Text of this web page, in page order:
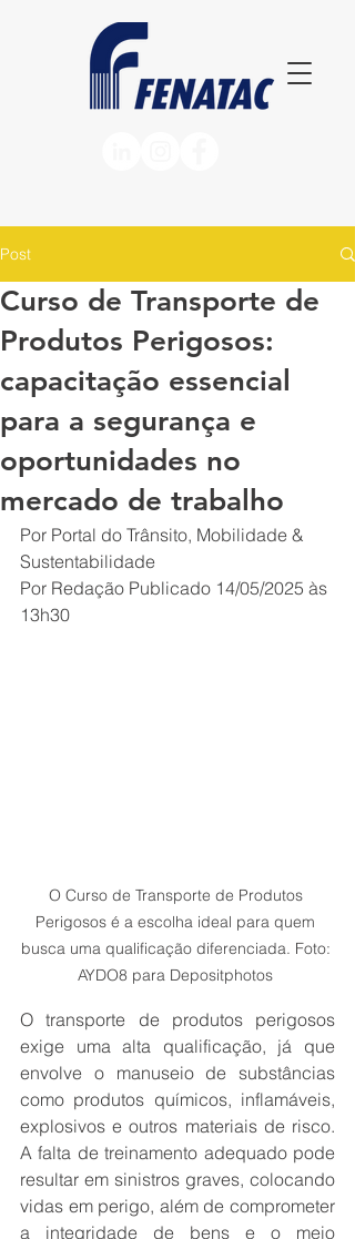
Post
Curso de Transporte de
Produtos Perigosos:
capacitação essencial
para a segurança e
oportunidades no
mercado de trabalho
Por Portal do Trânsito, Mobilidade &
Sustentabilidade
Por Redação Publicado 14/05/2025 às
13h30
O Curso de Transporte de Produtos
Perigosos é a escolha ideal para quem
busca uma qualificação diferenciada. Foto:
AYDO8 para Depositphotos
O transporte de produtos perigosos
exige uma alta qualificação, já que
envolve o manuseio de substâncias
como produtos químicos, inflamáveis,
explosivos e outros materiais de risco.
A falta de treinamento adequado pode
resultar em sinistros graves, colocando
vidas em perigo, além de comprometer
a integridade de bens e o meio